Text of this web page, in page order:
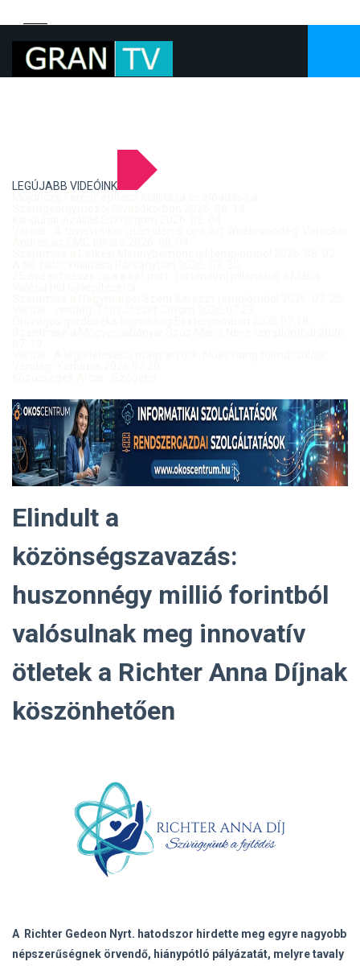
LEGÚJABB VIDEÓINK
Elindult a
közönségszavazás:
huszonnégy millió forintból
valósulnak meg innovatív
ötletek a Richter Anna Díjnak
köszönhetően
A Richter Gedeon Nyrt. hatodszor hirdette meg egyre nagyobb
népszerűségnek örvendő, hiánypótló pályázatát, melyre tavaly